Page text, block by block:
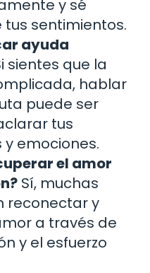
y sé
sentimientos.
ayuda
sientes que la
hablar
puede ser
tus
emociones.
el amor
Sí, muchas
reconectar y
a través de
y el esfuerzo